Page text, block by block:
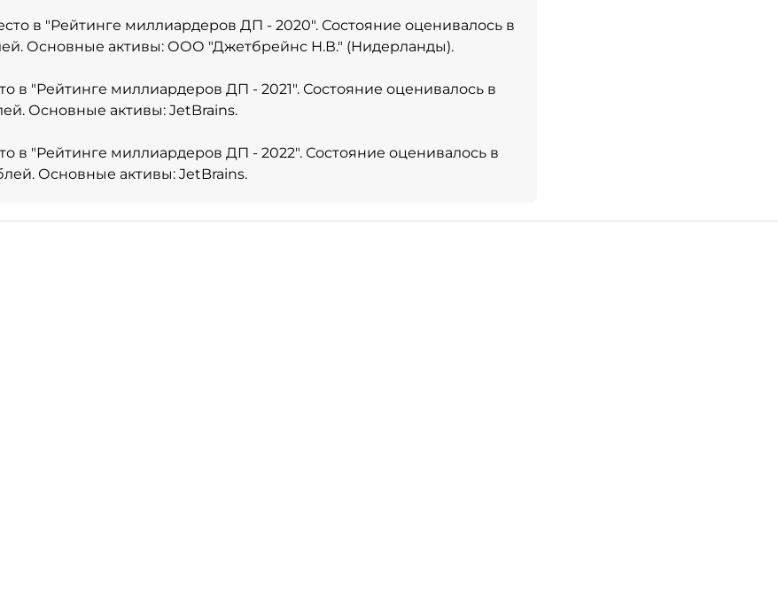
в "Рейтинге миллиардеров ДП - 2020". Состояние оценивалось в
Основные активы: ООО "Джетбрейнс Н.В." (Нидерланды).
в "Рейтинге миллиардеров ДП - 2021". Состояние оценивалось в
Основные активы: JetBrains.
в "Рейтинге миллиардеров ДП - 2022". Состояние оценивалось в
Основные активы: JetBrains.